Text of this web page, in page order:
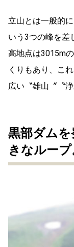
立山とは一般的
いう3つの峰を差
高地点は3015m
くりもあり、こ
広い〝雄山〞〝
黒部ダム
きなループ